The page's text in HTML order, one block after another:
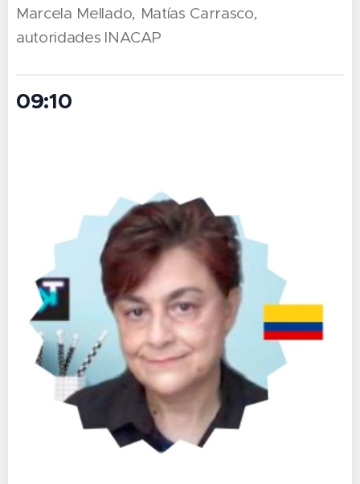
Marcela Mellado, Matías Carrasco,
autoridades INACAP
09:10